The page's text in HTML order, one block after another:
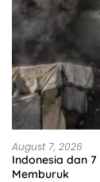
August 7, 2026
Indonesia dan
Memburuk